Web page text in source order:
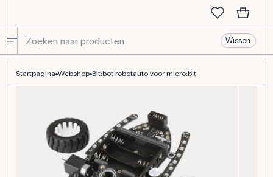
Wissen
Startpagina Webshop Bit:bot robotauto voor micro:bit